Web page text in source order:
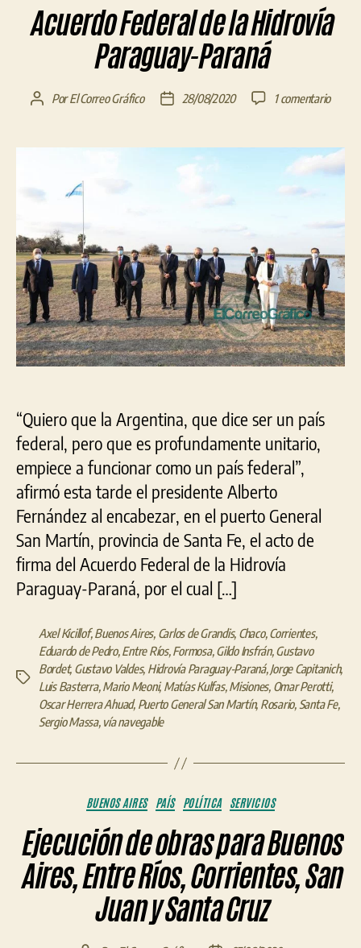
Acuerdo Federal de la Hidrovía
Paraguay-Paraná
Autor
entrada
PorEl Correo Gráfico
Fecha
entrada
28/08/2020 1 comentarioen
de
la
Paraná
“Quiero que la Argentina, que dice ser un país
federal, pero que es profundamente unitario,
empiece a funcionar como un país federal”,
afirmó esta tarde el presidente Alberto
Fernández al encabezar, en el puerto General
San Martín, provincia de Santa Fe, el acto de
firma del Acuerdo Federal de la Hidrovía
Paraguay-Paraná, por el cual […]
Etiquetas
Axel Kicillof,Buenos Aires, Carlos de Grandis, Chaco,Corrientes,
Eduardo de Pedro,Entre Ríos,Formosa,Gildo Insfrán,Gustavo
Bordet, Gustavo Valdes, Hidrovía Paraguay-Paraná,Jorge Capitanich,
Luis Basterra,Mario Meoni, Matías Kulfas,Misiones, Omar Perotti,
Oscar Herrera Ahuad, Puerto General San Martín, Rosario, Santa Fe,
Sergio Massa, vía navegable
Categorías
BUENOS AIRES PAÍS POLÍTICA SERVICIOS
Ejecución de obras para Buenos
Aires, Entre Ríos, Corrientes, San
Juan y Santa Cruz